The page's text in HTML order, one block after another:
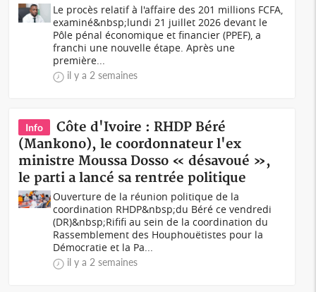
Le procès relatif à l'affaire des 201 millions FCFA,
examiné&nbsp;lundi 21 juillet 2026 devant le
Pôle pénal économique et financier (PPEF), a
franchi une nouvelle étape. Après une
première...
il y a 2 semaines
Info
Côte d'Ivoire : RHDP Béré
(Mankono), le coordonnateur l'ex
ministre Moussa Dosso « désavoué »,
le parti a lancé sa rentrée politique
Ouverture de la réunion politique de la
coordination RHDP&nbsp;du Béré ce vendredi
(DR)&nbsp;Rififi au sein de la coordination du
Rassemblement des Houphouëtistes pour la
Démocratie et la Pa...
il y a 2 semaines